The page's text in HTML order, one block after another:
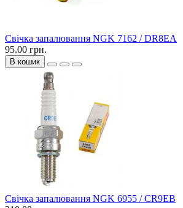
Свічка запалювання NGK 7162 / DR8EA
95.00 грн.
В кошик
Свічка запалювання NGK 6955 / CR9EB